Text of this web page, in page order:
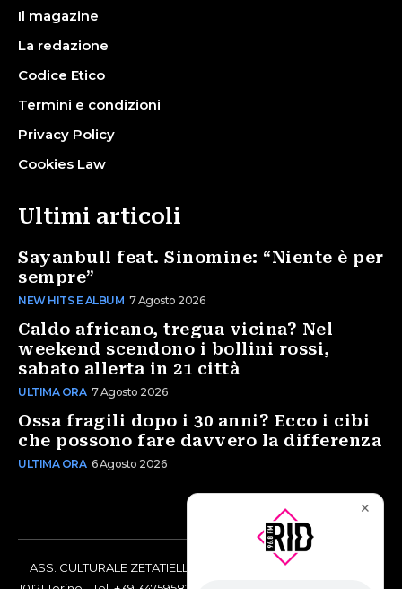
Il magazine
La redazione
Codice Etico
Termini e condizioni
Privacy Policy
Cookies Law
Ultimi articoli
Sayanbull feat. Sinomine: “Niente è per
sempre”
NEW HITS E ALBUM 7 Agosto 2026
Caldo africano, tregua vicina? Nel
weekend scendono i bollini rossi,
sabato allerta in 21 città
ULTIMA ORA 7 Agosto 2026
Ossa fragili dopo i 30 anni? Ecco i cibi
che possono fare davvero la differenza
ULTIMA ORA 6 Agosto 2026
ASS. CULTURALE ZETATIELLE OFF via Vittorio Amedeo II, 21 -
✕